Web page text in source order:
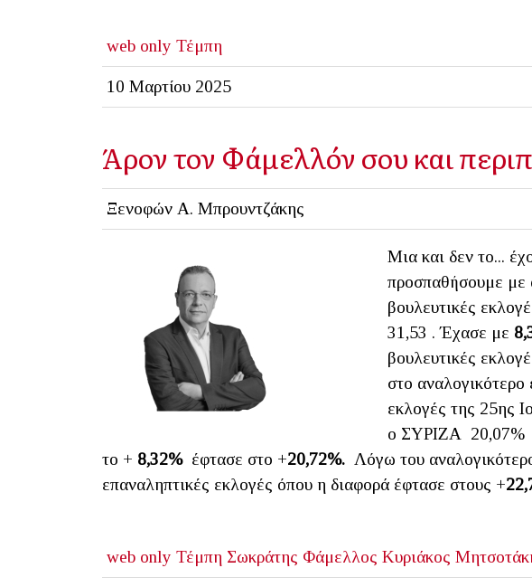
web only Τέμπη
10 Μαρτίου 2025
Άρον τον Φάμελλόν σου και
Ξενοφών Α. Μπρουντζάκης
Μια και δεν το...
προσπαθήσουμε με
βουλευτικές
31,53 . Έχασε με
βουλευτικές
στο αναλογικότερο
εκλογές της 25ης
ο ΣΥΡΙΖΑ 20,07%
το + 8,32%έφτασε στο +20,72%. Λόγω του
επαναληπτικές εκλογές όπου η διαφορά έφτασε στους +
web only Τέμπη Σωκράτης Φάμελλος Κυριάκος